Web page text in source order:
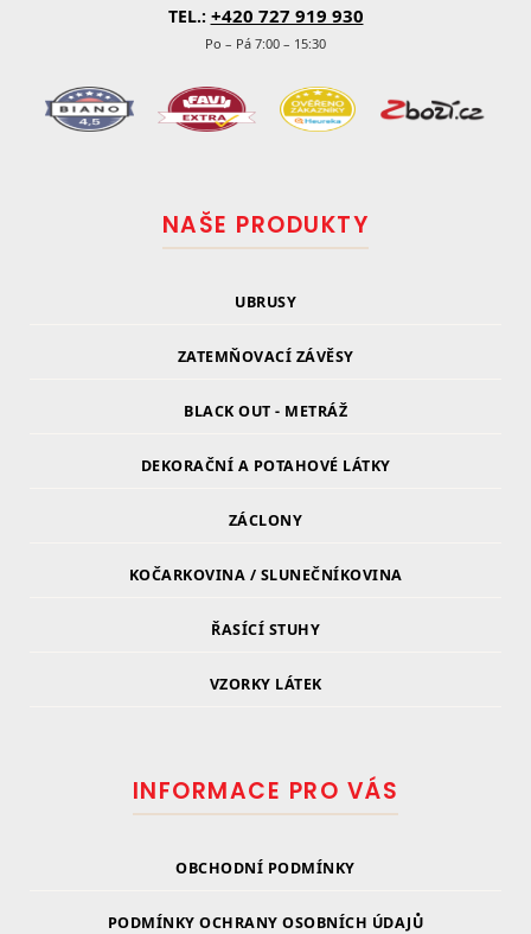
TEL.: +420 727 919 930
Po – Pá 7:00 – 15:30
NAŠE PRODUKTY
UBRUSY
ZATEMŇOVACÍ ZÁVĚSY
BLACK OUT - METRÁŽ
DEKORAČNÍ A POTAHOVÉ LÁTKY
ZÁCLONY
KOČARKOVINA / SLUNEČNÍKOVINA
ŘASÍCÍ STUHY
VZORKY LÁTEK
INFORMACE PRO VÁS
OBCHODNÍ PODMÍNKY
PODMÍNKY OCHRANY OSOBNÍCH ÚDAJŮ